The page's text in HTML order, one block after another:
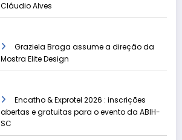
Cláudio Alves
Graziela Braga assume a direção da
Mostra Elite Design
Encatho & Exprotel 2026 : inscrições
abertas e gratuitas para o evento da ABIH-
SC